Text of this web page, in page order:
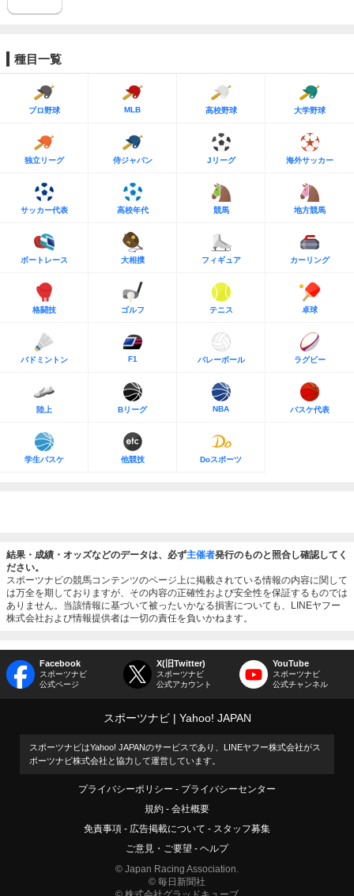
種目一覧
プロ野球 MLB 高校野球 大学野球
独立リーグ 侍ジャパン Jリーグ 海外サッカー
サッカー代表 高校年代 競馬 地方競馬
ボートレース 大相撲 フィギュア カーリング
格闘技 ゴルフ テニス 卓球
バドミントン F1 バレーボール ラグビー
陸上 Bリーグ NBA バスケ代表
学生バスケ 他競技 Doスポーツ
結果・成績・オッズなどのデータは、必ず主催者発行のものと照合し確認してく
ださい。
スポーツナビの競馬コンテンツのページ上に掲載されている情報の内容に関して
は万全を期しておりますが、その内容の正確性および安全性を保証するものでは
ありません。当該情報に基づいて被ったいかなる損害についても、LINEヤフー
株式会社および情報提供者は一切の責任を負いかねます。
Facebook
スポーツナビ
公式ページ
X(旧Twitter)
スポーツナビ
公式アカウント
YouTube
スポーツナビ
公式チャンネル
スポーツナビ Yahoo! JAPAN
スポーツナビはYahoo! JAPANのサービスであり、LINEヤフー株式会社がス
ポーツナビ株式会社と協力して運営しています。
プライバシーポリシー
プライバシーセンター
規約
会社概要
免責事項
広告掲載について
スタッフ募集
ご意見・ご要望
ヘルプ
© Japan Racing Association.
© 毎日新聞社